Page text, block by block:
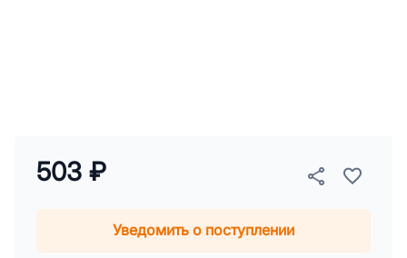
503 ₽
Уведомить о поступлении